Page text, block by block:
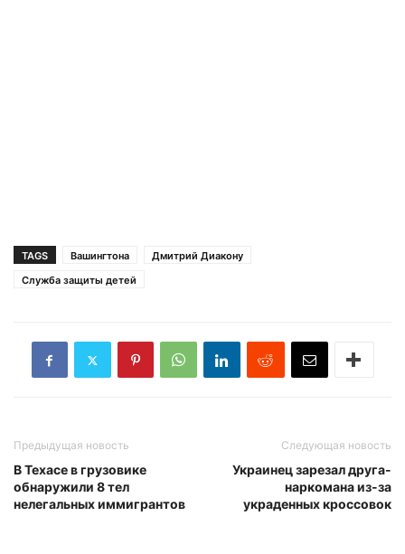
TAGS Вашингтона
Дмитрий Диакону
Служба защиты детей
Предыдущая новость
В Техасе в грузовике
обнаружили 8 тел
нелегальных иммигрантов
Следующая новость
Украинец зарезал друга-
наркомана из-за
украденных кроссовок